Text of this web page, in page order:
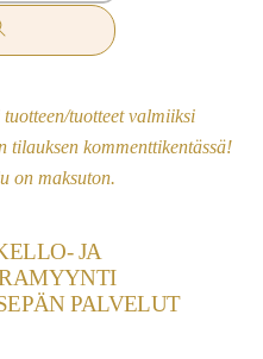
tuotteet valmiiksi
tilauksen kommenttikentässä!
on maksuton.
JA
PALVELUT